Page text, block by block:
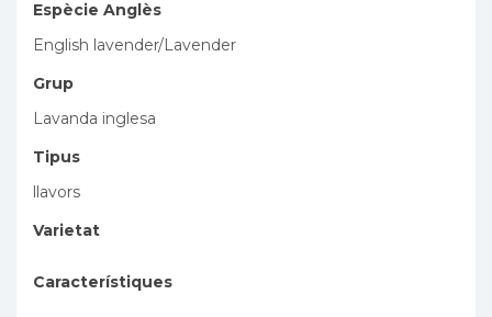
Espècie Anglès
English lavender/Lavender
Grup
Lavanda inglesa
Tipus
llavors
Varietat
Característiques